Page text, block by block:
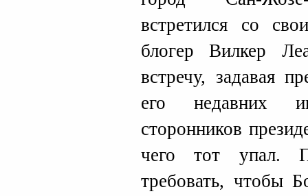
встретился со
блогер Вилкер
встречу, задавая
его недавних
сторонников
чего тот упал.
требовать, чтобы